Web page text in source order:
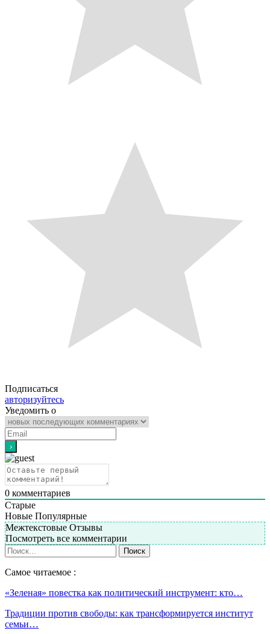
Подписаться
авторизуйтесь
Уведомить о
0 комментариев
Старые
Новые Популярные
Межтекстовые Отзывы
Посмотреть все комментарии
Самое читаемое :
«Зеленая» повестка как политический инструмент: кто…
Традиции против свободы: как трансформируется институт
семьи…